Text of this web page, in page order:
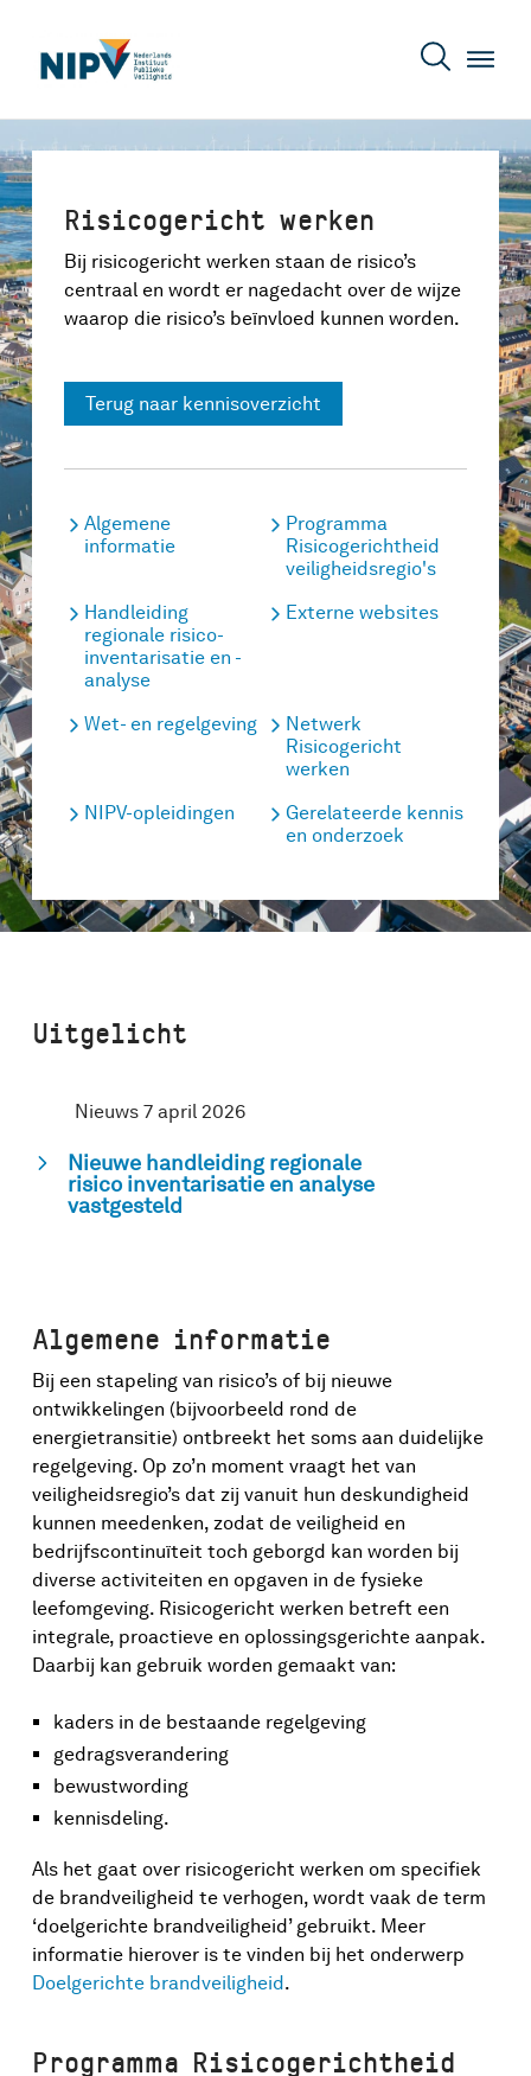
Risicogericht werken
Bij risicogericht werken staan de risico’s
centraal en wordt er nagedacht over de wijze
waarop die risico’s beïnvloed kunnen worden.
Terug naar kennisoverzicht
Algemene
informatie
Programma
Risicogerichtheid
veiligheidsregio's
Handleiding
regionale risico-
inventarisatie en -
analyse
Externe websites
Wet- en regelgeving
Netwerk
Risicogericht
werken
NIPV-opleidingen
Gerelateerde kennis
en onderzoek
Uitgelicht
Nieuws 7 april 2026
Nieuwe handleiding regionale
risico inventarisatie en analyse
vastgesteld
Algemene informatie
Bij een stapeling van risico’s of bij nieuwe
ontwikkelingen (bijvoorbeeld rond de
energietransitie) ontbreekt het soms aan duidelijke
regelgeving. Op zo’n moment vraagt het van
veiligheidsregio’s dat zij vanuit hun deskundigheid
kunnen meedenken, zodat de veiligheid en
bedrijfscontinuïteit toch geborgd kan worden bij
diverse activiteiten en opgaven in de fysieke
leefomgeving. Risicogericht werken betreft een
integrale, proactieve en oplossingsgerichte aanpak.
Daarbij kan gebruik worden gemaakt van:
kaders in de bestaande regelgeving
gedragsverandering
bewustwording
kennisdeling.
Als het gaat over risicogericht werken om specifiek
de brandveiligheid te verhogen, wordt vaak de term
‘doelgerichte brandveiligheid’ gebruikt. Meer
informatie hierover is te vinden bij het onderwerp
Doelgerichte brandveiligheid.
Programma Risicogerichtheid